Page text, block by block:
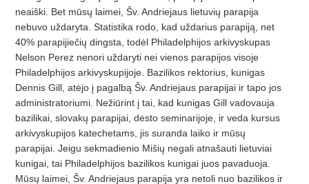
neaiški. Bet mūsų laimei, Šv. Andriejaus lietuvių parapija
nebuvo uždaryta. Statistika rodo, kad uždarius parapiją, net
40% parapijiečių dingsta, todėl Philadelphijos arkivyskupas
Nelson Perez nenori uždaryti nei vienos parapijos visoje
Philadelphijos arkivyskupijoje. Bazilikos rektorius, kunigas
Dennis Gill, atėjo į pagalbą Šv. Andriejaus parapijai ir tapo jos
administratoriumi. Nežiūrint į tai, kad kunigas Gill vadovauja
bazilikai, slovakų parapijai, dėsto seminarijoje, ir veda kursus
arkivyskupijos katechetams, jis suranda laiko ir mūsų
parapijai. Jeigu sekmadienio Mišių negali atnašauti lietuviai
kunigai, tai Philadelphijos bazilikos kunigai juos pavaduoja.
Mūsų laimei, Šv. Andriejaus parapija yra netoli nuo bazilikos ir